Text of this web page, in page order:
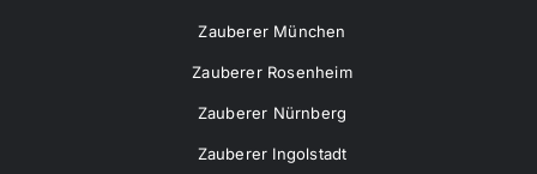
Zauberer München
Zauberer Rosenheim
Zauberer Nürnberg
Zauberer Ingolstadt